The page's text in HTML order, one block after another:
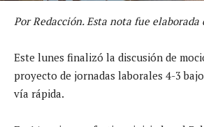
Por Redacción. Esta nota fue
Este lunes finalizó la discusión de
proyecto de jornadas laborales 4-3
vía rápida.